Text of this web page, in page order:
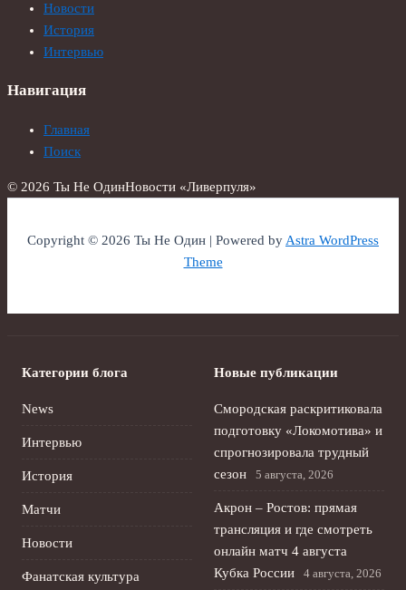
Новости
История
Интервью
Навигация
Главная
Поиск
© 2026 Ты Не ОдинНовости «Ливерпуля»
Copyright © 2026 Ты Не Один | Powered byAstra WordPress
Theme
Категории блога
News
Интервью
История
Матчи
Новости
Фанатская культура
Новые публикации
Смородская раскритиковала
подготовку «Локомотива» и
спрогнозировала трудный
сезон
5 августа, 2026
Акрон – Ростов: прямая
трансляция и где смотреть
онлайн матч 4 августа
Кубка России
4 августа, 2026